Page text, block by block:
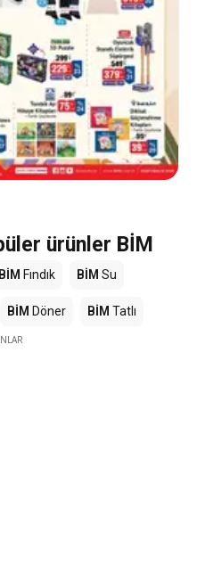
ürünler BİM
BİM Fındık BİM Su
BİM Döner BİM Tatlı